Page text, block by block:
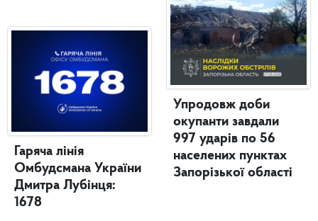
Гаряча лінія
Омбудсмана України
Дмитра Лубінця:
1678
Упродовж доби
окупанти завдали
997 ударів по 56
населених пунктах
Запорізької області